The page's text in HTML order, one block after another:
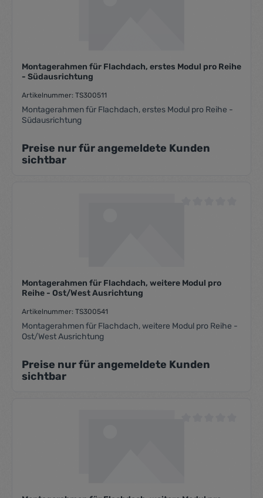
Montagerahmen für Flachdach, erstes Modul pro Reihe
- Südausrichtung
Artikelnummer: TS300511
Montagerahmen für Flachdach, erstes Modul pro Reihe -
Südausrichtung
Preise nur für angemeldete Kunden
sichtbar
Montagerahmen für Flachdach, weitere Modul pro
Reihe - Ost/West Ausrichtung
Artikelnummer: TS300541
Montagerahmen für Flachdach, weitere Modul pro Reihe -
Ost/West Ausrichtung
Preise nur für angemeldete Kunden
sichtbar